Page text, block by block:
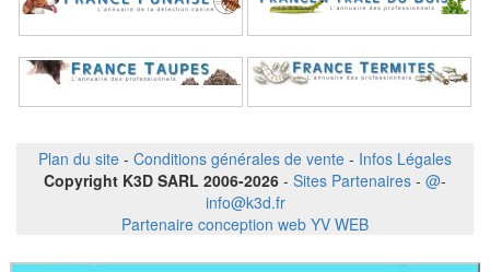
Plan du site - Conditions générales de vente - Infos Légales
Copyright K3D SARL 2006-2026 - Sites Partenaires - @-
info@k3d.fr
Partenaire conception web YV WEB